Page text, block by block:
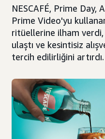
NESCAFÉ, Prime Day,
Prime Video'yu
ritüellerine ilham
ulaştı ve kesintisiz
tercih edilirliğini artırdı.